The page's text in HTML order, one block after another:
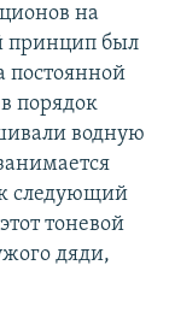
на
принцип был
постоянной
порядок
водную
следующий
тоневой
дяди,